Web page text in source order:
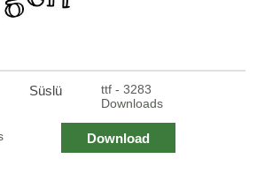
Süslü
ttf - 3283
Downloads
Download